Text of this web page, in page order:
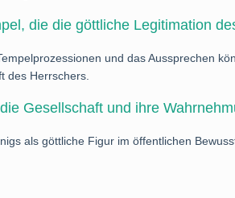
die die göttliche Legitimation
und das Aussprechen
des Herrschers.
Gesellschaft und ihre
als göttliche Figur im öffentlichen